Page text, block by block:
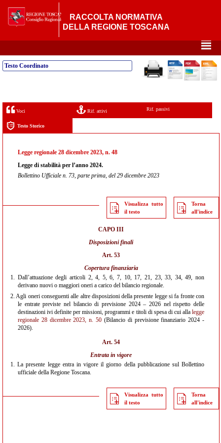
RACCOLTA NORMATIVA
DELLA REGIONE TOSCANA
²
Testo Coordinato
Voci Rif. attivi Rif. passivi
Testo Storico
Legge regionale 28 dicembre 2023, n. 48
Legge di stabilità per l’anno 2024.
Bollettino Ufficiale n. 73, parte prima, del 29 dicembre 2023
Visualizza tutto
il testo
Torna
all'indice
CAPO III
Disposizioni finali
Art. 53
Copertura finanziaria
1. Dall’attuazione degli articoli 2, 4, 5, 6, 7, 10, 17, 21, 23, 33, 34, 49, non
derivano nuovi o maggiori oneri a carico del bilancio regionale.
2. Agli oneri conseguenti alle altre disposizioni della presente legge si fa fronte con
le entrate previste nel bilancio di previsione 2024 – 2026 nel rispetto delle
destinazioni ivi definite per missioni, programmi e titoli di spesa di cui alla legge
regionale 28 dicembre 2023, n. 50 (Bilancio di previsione finanziario 2024 -
2026).
Art. 54
Entrata in vigore
1. La presente legge entra in vigore il giorno della pubblicazione sul Bollettino
ufficiale della Regione Toscana.
Visualizza tutto
il testo
Torna
all'indice